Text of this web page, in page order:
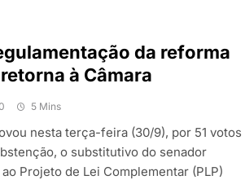
da reforma
à Câmara
5 Mins
nesta terça-feira (30/9), por 51 votos
o substitutivo do senador
Projeto de Lei Complementar (PLP)